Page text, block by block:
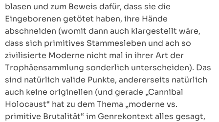
blasen und zum Beweis dafür, dass sie die
Eingeborenen getötet haben, ihre Hände
abschneiden (womit dann auch klargestellt wäre,
dass sich primitives Stammesleben und ach so
zivilisierte Moderne nicht mal in ihrer Art der
Trophäensammlung sonderlich unterscheiden). Das
sind natürlich valide Punkte, andererseits natürlich
auch keine originellen (und gerade „Cannibal
Holocaust“ hat zu dem Thema „moderne vs.
primitive Brutalität“ im Genrekontext alles gesagt,